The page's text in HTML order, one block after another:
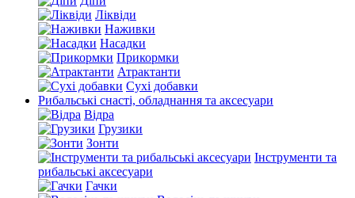
Ліквіди
Наживки
Насадки
Прикормки
Атрактанти
Сухі добавки
Рибальські снасті, обладнання та аксесуари
Відра
Грузики
Зонти
Інструменти та
рибальські аксесуари
Гачки